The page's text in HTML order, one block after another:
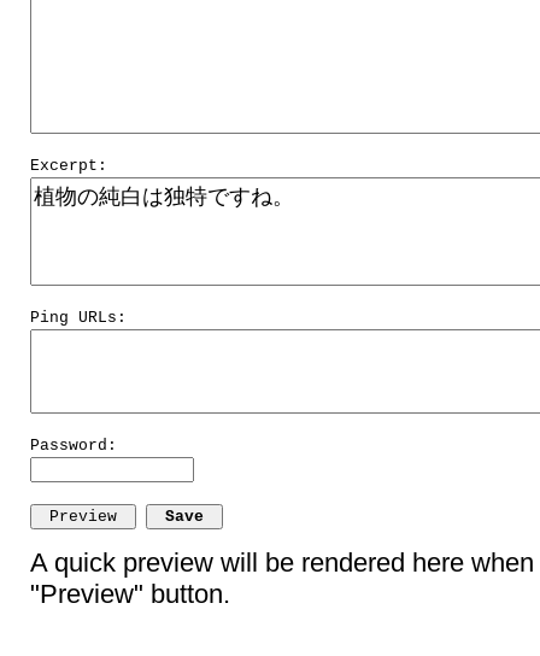
Excerpt:
Ping URLs:
Password:
A quick preview will be rendered here
"Preview" button.